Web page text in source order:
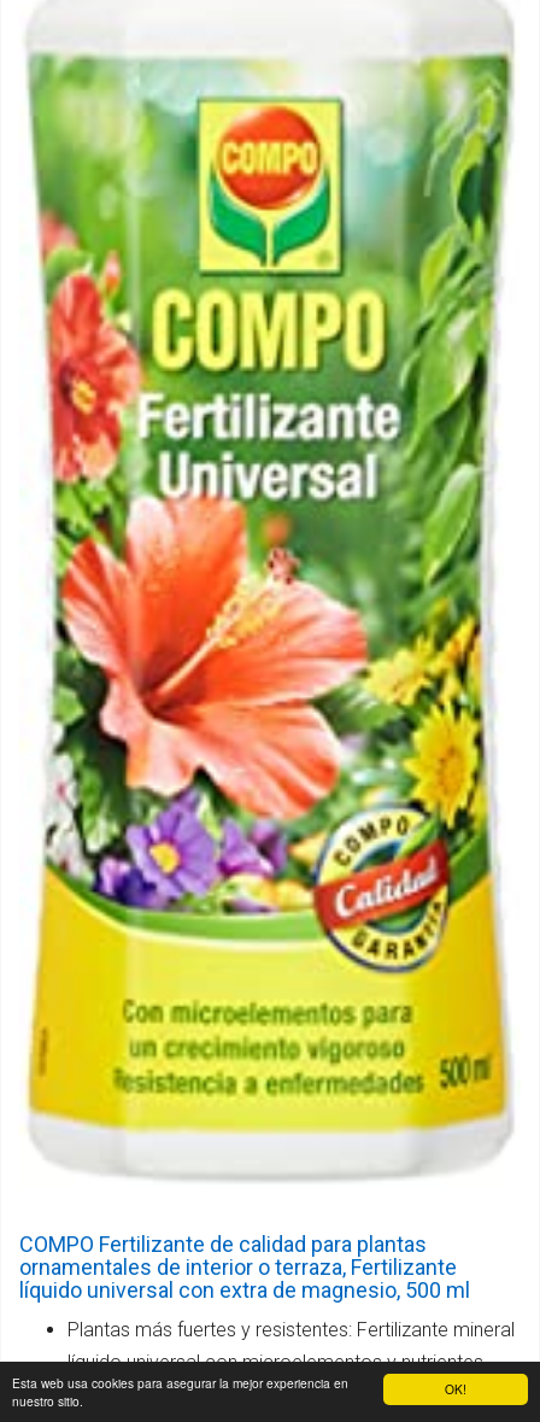
OK!
Esta web usa cookies para asegurar la mejor experiencia en
nuestro sitio.
COMPO Fertilizante de calidad para plantas
ornamentales de interior o terraza, Fertilizante
líquido universal con extra de magnesio, 500 ml
Plantas más fuertes y resistentes: Fertilizante mineral
líquido universal con microelementos y nutrientes
para plantas de interior, balcón o terraza, Práctico